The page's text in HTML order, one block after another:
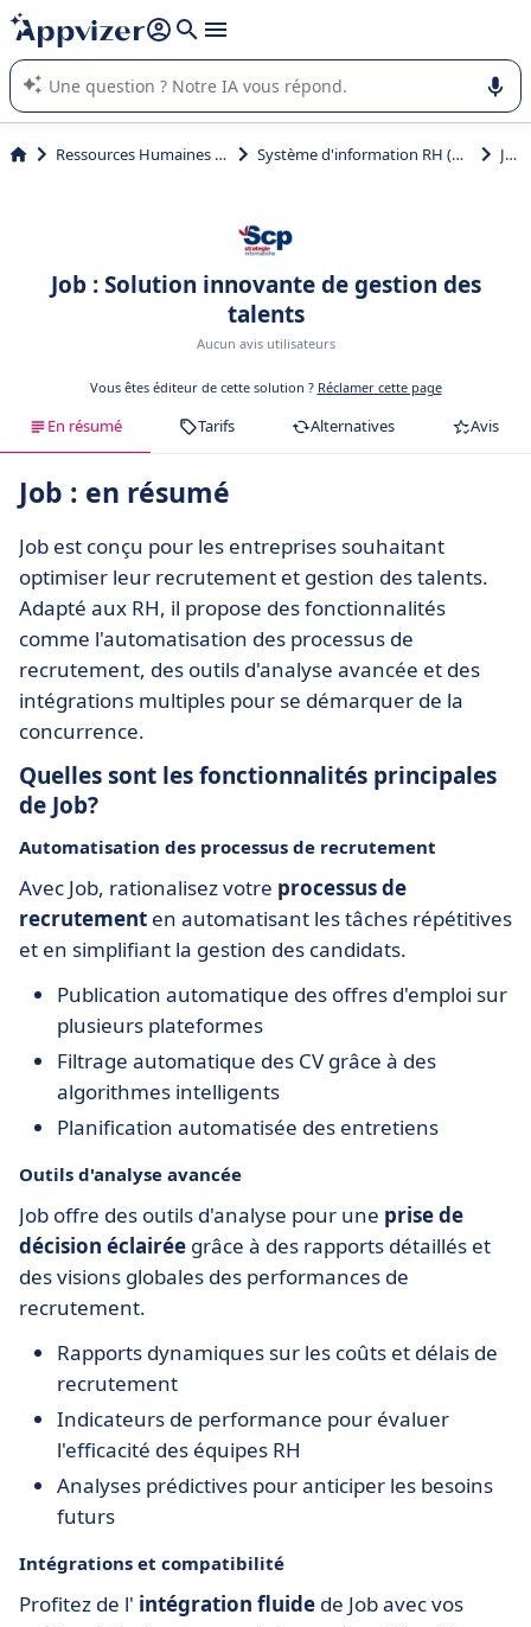
répondre (plusieurs lignes avec
L'IA de Appvizer vous guide dans l'utilisation ou la sélection de
logiciel SaaS en entreprise.
Ressources Humaines (RH) Système d'information RH (SIRH) Job
Job : Solution innovante de gestion des
talents
Aucun avis utilisateurs
Vous êtes éditeur de cette solution ? Réclamer cette page
En résumé Tarifs Alternatives Avis
Job : en résumé
Job est conçu pour les entreprises souhaitant
optimiser leur recrutement et gestion des talents.
Adapté aux RH, il propose des fonctionnalités
comme l'automatisation des processus de
recrutement, des outils d'analyse avancée et des
intégrations multiples pour se démarquer de la
concurrence.
Quelles sont les fonctionnalités principales
de Job?
Automatisation des processus de recrutement
Avec Job, rationalisez votre processus de
recrutement en automatisant les tâches répétitives
et en simplifiant la gestion des candidats.
Publication automatique des offres d'emploi sur
plusieurs plateformes
Filtrage automatique des CV grâce à des
algorithmes intelligents
Planification automatisée des entretiens
Outils d'analyse avancée
Job offre des outils d'analyse pour une prise de
décision éclairée grâce à des rapports détaillés et
des visions globales des performances de
recrutement.
Rapports dynamiques sur les coûts et délais de
recrutement
Indicateurs de performance pour évaluer
l'efficacité des équipes RH
Analyses prédictives pour anticiper les besoins
futurs
Intégrations et compatibilité
Profitez de l' intégration fluide de Job avec vos